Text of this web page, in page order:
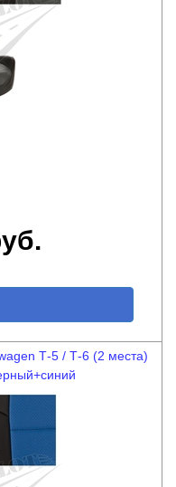
Т-5 / Т-6 (2 места)